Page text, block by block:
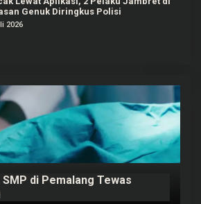
Genuk Diringkus Polisi
2026
di Pemalang Tewas